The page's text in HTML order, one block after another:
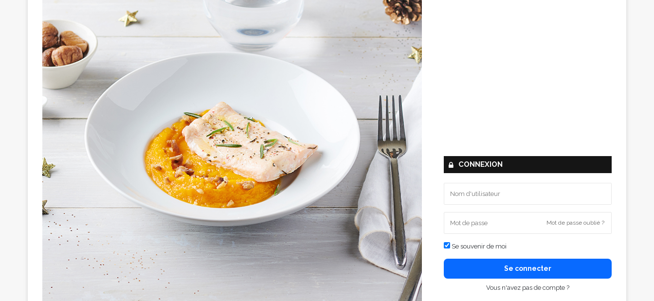
CONNEXION
Mot de passe oublié ?
Se souvenir de moi
Se connecter
Vous n'avez pas de compte ?